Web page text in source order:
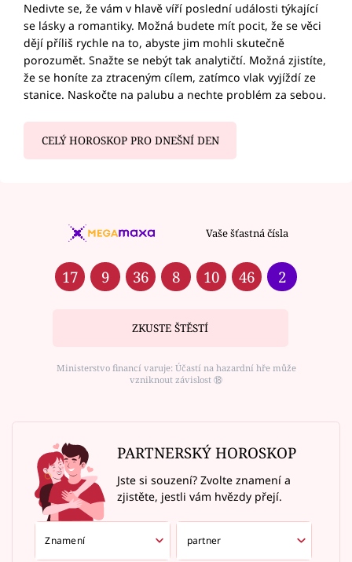
Nedivte se, že vám v hlavě víří poslední události týkající
se lásky a romantiky. Možná budete mít pocit, že se věci
dějí příliš rychle na to, abyste jim mohli skutečně
porozumět. Snažte se nebýt tak analytičtí. Možná zjistíte,
že se honíte za ztraceným cílem, zatímco vlak vyjíždí ze
stanice. Naskočte na palubu a nechte problém za sebou.
CELÝ HOROSKOP PRO DNEŠNÍ DEN
Vaše šťastná čísla
17 9 36 8 10 46 2
ZKUSTE ŠTĚSTÍ
Ministerstvo financí varuje: Účastí na hazardní hře může
vzniknout závislost ⑱
PARTNERSKÝ HOROSKOP
Jste si souzení? Zvolte znamení a
zjistěte, jestli vám hvězdy přejí.